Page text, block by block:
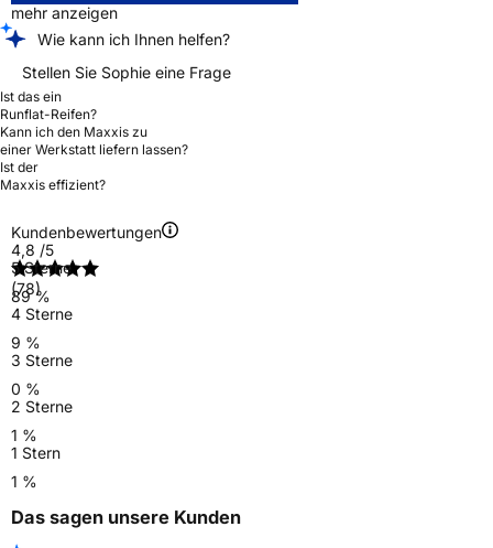
mehr anzeigen
Wie kann ich Ihnen helfen?
Stellen Sie Sophie eine Frage
Ist das ein
Runflat-Reifen?
Kann ich den Maxxis zu
einer Werkstatt liefern lassen?
Ist der
Maxxis effizient?
Kundenbewertungen
4,8 /5
(78)
5 Sterne
89 %
4 Sterne
9 %
3 Sterne
0 %
2 Sterne
1 %
1 Stern
1 %
Das sagen unsere Kunden